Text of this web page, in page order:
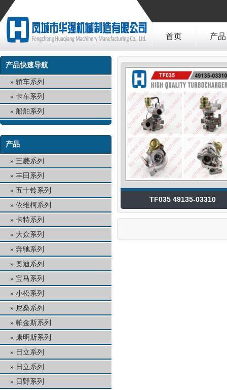
首页 产品
产品快速导航
轿车系列
卡车系列
船舶系列
产品
三菱系列
丰田系列
五十铃系列
依维柯系列
卡特系列
大众系列
奔驰系列
奥迪系列
宝马系列
小松系列
尼桑系列
帕金斯系列
康明斯系列
日立系列
日立系列
日野系列
TF035 49135-03310